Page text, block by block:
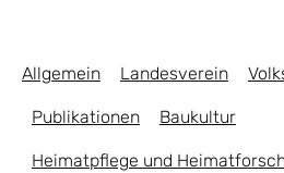
Allgemein Landesverein
Publikationen Baukultur
Heimatpflege und